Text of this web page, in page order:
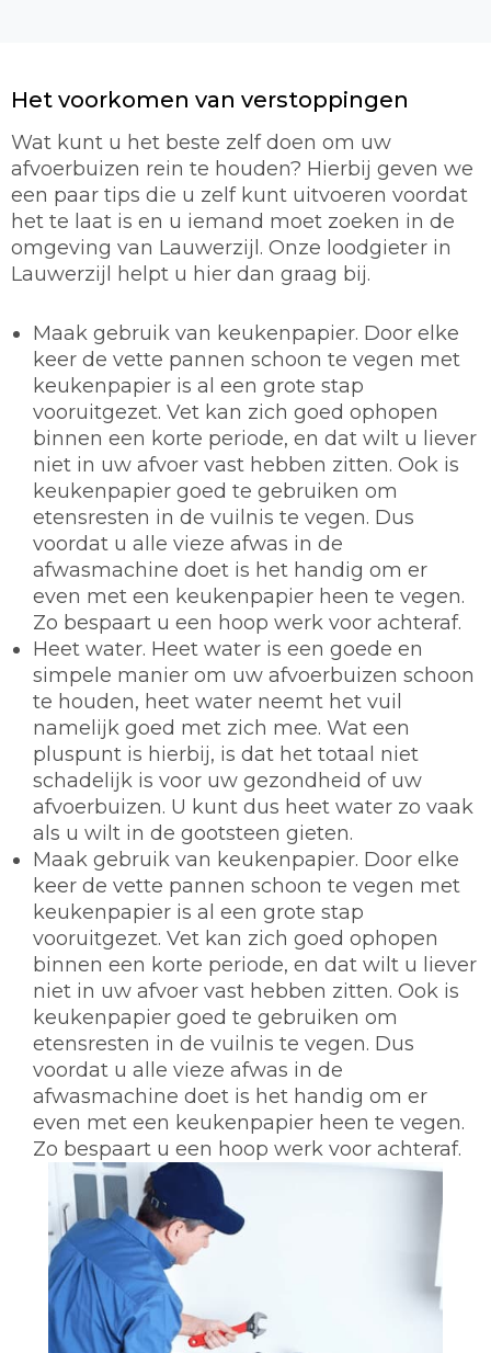
Het voorkomen van verstoppingen
Wat kunt u het beste zelf doen om uw
afvoerbuizen rein te houden? Hierbij geven we
een paar tips die u zelf kunt uitvoeren voordat
het te laat is en u iemand moet zoeken in de
omgeving van Lauwerzijl. Onze loodgieter in
Lauwerzijl helpt u hier dan graag bij.
Maak gebruik van keukenpapier. Door elke
keer de vette pannen schoon te vegen met
keukenpapier is al een grote stap
vooruitgezet. Vet kan zich goed ophopen
binnen een korte periode, en dat wilt u liever
niet in uw afvoer vast hebben zitten. Ook is
keukenpapier goed te gebruiken om
etensresten in de vuilnis te vegen. Dus
voordat u alle vieze afwas in de
afwasmachine doet is het handig om er
even met een keukenpapier heen te vegen.
Zo bespaart u een hoop werk voor achteraf.
Heet water. Heet water is een goede en
simpele manier om uw afvoerbuizen schoon
te houden, heet water neemt het vuil
namelijk goed met zich mee. Wat een
pluspunt is hierbij, is dat het totaal niet
schadelijk is voor uw gezondheid of uw
afvoerbuizen. U kunt dus heet water zo vaak
als u wilt in de gootsteen gieten.
Maak gebruik van keukenpapier. Door elke
keer de vette pannen schoon te vegen met
keukenpapier is al een grote stap
vooruitgezet. Vet kan zich goed ophopen
binnen een korte periode, en dat wilt u liever
niet in uw afvoer vast hebben zitten. Ook is
keukenpapier goed te gebruiken om
etensresten in de vuilnis te vegen. Dus
voordat u alle vieze afwas in de
afwasmachine doet is het handig om er
even met een keukenpapier heen te vegen.
Zo bespaart u een hoop werk voor achteraf.